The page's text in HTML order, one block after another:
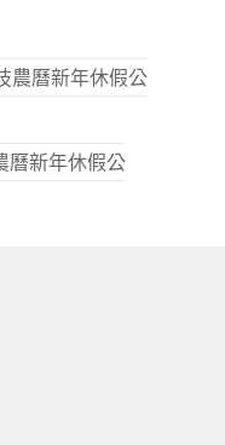
農曆新年休假公
新年休假公